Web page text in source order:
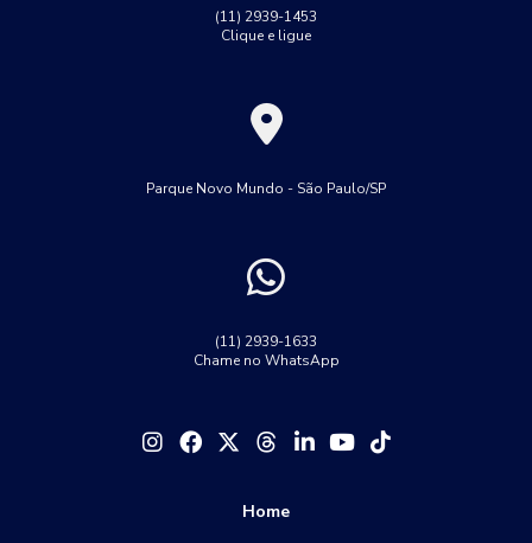
(11) 2939-1453
Clique e ligue
Parque Novo Mundo - São Paulo/SP
(11) 2939-1633
Chame no WhatsApp
Home